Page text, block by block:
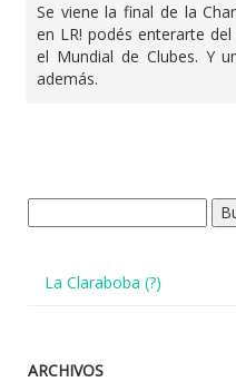
Se viene la final de la
en LR! podés enterarte
el Mundial de Clubes. Y
además.
La Claraboba (?)
ARCHIVOS